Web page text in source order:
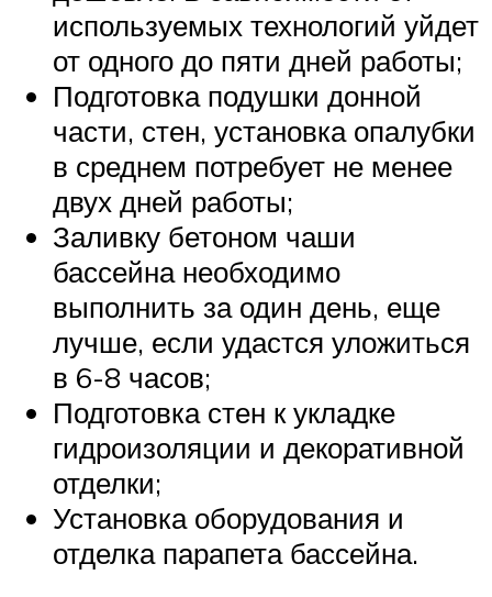
используемых технологий уйдет
от одного до пяти дней работы;
Подготовка подушки донной
части, стен, установка опалубки
в среднем потребует не менее
двух дней работы;
Заливку бетоном чаши
бассейна необходимо
выполнить за один день, еще
лучше, если удастся уложиться
в 6-8 часов;
Подготовка стен к укладке
гидроизоляции и декоративной
отделки;
Установка оборудования и
отделка парапета бассейна.